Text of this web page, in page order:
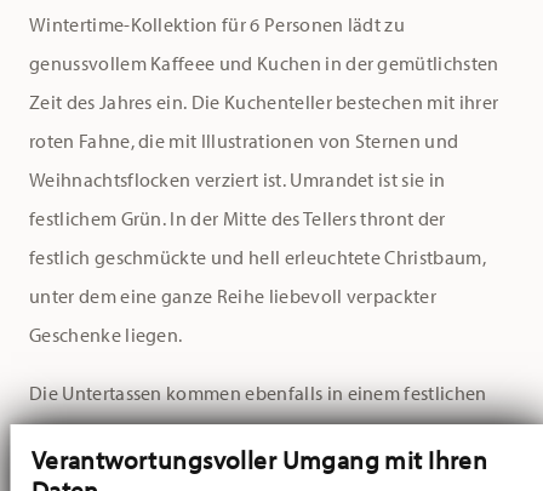
Verantwortungsvoller Umgang mit Ihren
Wintertime-Kollektion für 6 Personen lädt zu
genussvollem Kaffeee und Kuchen in der gemütlichsten
Zeit des Jahres ein. Die Kuchenteller bestechen mit ihrer
roten Fahne, die mit Illustrationen von Sternen und
Weihnachtsflocken verziert ist. Umrandet ist sie in
festlichem Grün. In der Mitte des Tellers thront der
festlich geschmückte und hell erleuchtete Christbaum,
unter dem eine ganze Reihe liebevoll verpackter
Geschenke liegen.
Die Untertassen kommen ebenfalls in einem festlichen
Rot daher und sind mit Sternen, Schneeflocken und
einer tannengrünen Umrandung geschmückt. Die